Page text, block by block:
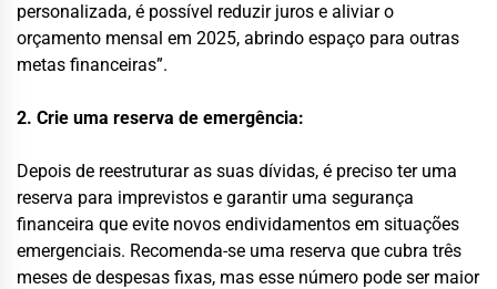
personalizada, é possível reduzir juros e aliviar o
orçamento mensal em 2025, abrindo espaço para outras
metas financeiras”.
2. Crie uma reserva de emergência:
Depois de reestruturar as suas dívidas, é preciso ter uma
reserva para imprevistos e garantir uma segurança
financeira que evite novos endividamentos em situações
emergenciais. Recomenda-se uma reserva que cubra três
meses de despesas fixas, mas esse número pode ser maior